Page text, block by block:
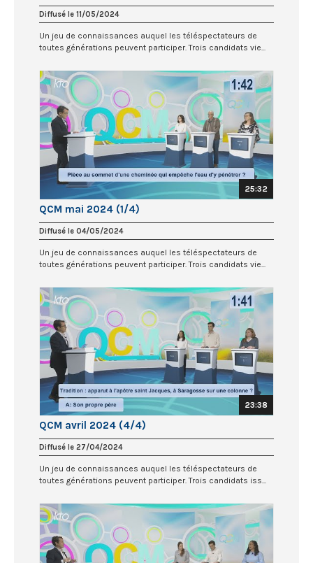
Diffusé le 11/05/2024
Un jeu de connaissances auquel les téléspectateurs de
toutes générations peuvent participer. Trois candidats vie...
25:32
QCM mai 2024 (1/4)
Diffusé le 04/05/2024
Un jeu de connaissances auquel les téléspectateurs de
toutes générations peuvent participer. Trois candidats vie...
23:38
QCM avril 2024 (4/4)
Diffusé le 27/04/2024
Un jeu de connaissances auquel les téléspectateurs de
toutes générations peuvent participer. Trois candidats iss...